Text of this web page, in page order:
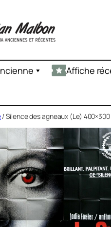
Affiche
/ Silence des agneaux (Le) 400×300